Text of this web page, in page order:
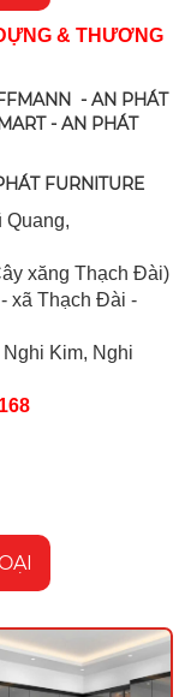
& THƯƠNG
- AN PHÁT
- AN PHÁT
FURNITURE
xăng Thạch Đài)
xã Thạch Đài -
Nghi Kim, Nghi